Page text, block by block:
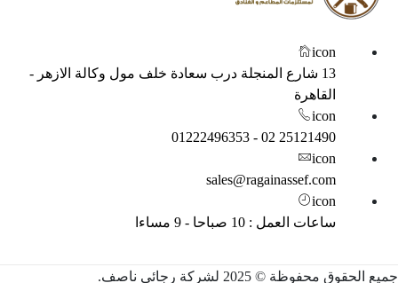
icon
13 شارع المنجلة درب سعادة خلف مول وكالة الازهر -
القاهرة
icon
25121490 02 - 01222496353
icon
sales@ragainassef.com
icon
ساعات العمل : 10 صباحا - 9 مساءا
الحقوق محفوظة © 2025 لشركة رجائي ناصف.